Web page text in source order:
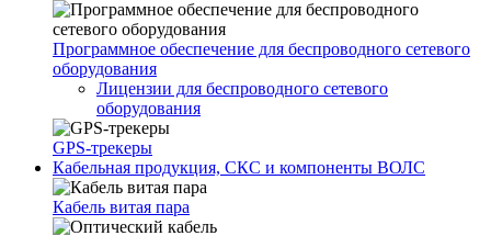
Программное обеспечение для беспроводного сетевого
оборудования
Лицензии для беспроводного сетевого
оборудования
GPS-трекеры
Кабельная продукция, СКС и компоненты ВОЛС
Кабель витая пара